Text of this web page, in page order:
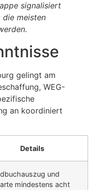
signalisiert
meisten
gelingt am
WEG-
an koordiniert
Details
und
mindestens acht